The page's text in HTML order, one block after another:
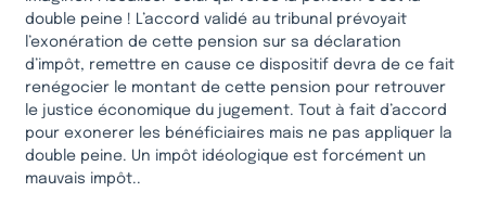
double peine ! L’accord validé au tribunal prévoyait
l’exonération de cette pension sur sa déclaration
d’impôt, remettre en cause ce dispositif devra de ce fait
renégocier le montant de cette pension pour retrouver
le justice économique du jugement. Tout à fait d’accord
pour exonerer les bénéficiaires mais ne pas appliquer la
double peine. Un impôt idéologique est forcément un
mauvais impôt..